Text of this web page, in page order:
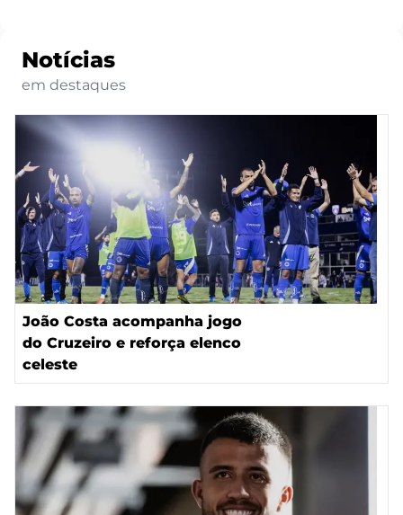
Notícias
em destaques
João Costa acompanha jogo
do Cruzeiro e reforça elenco
celeste